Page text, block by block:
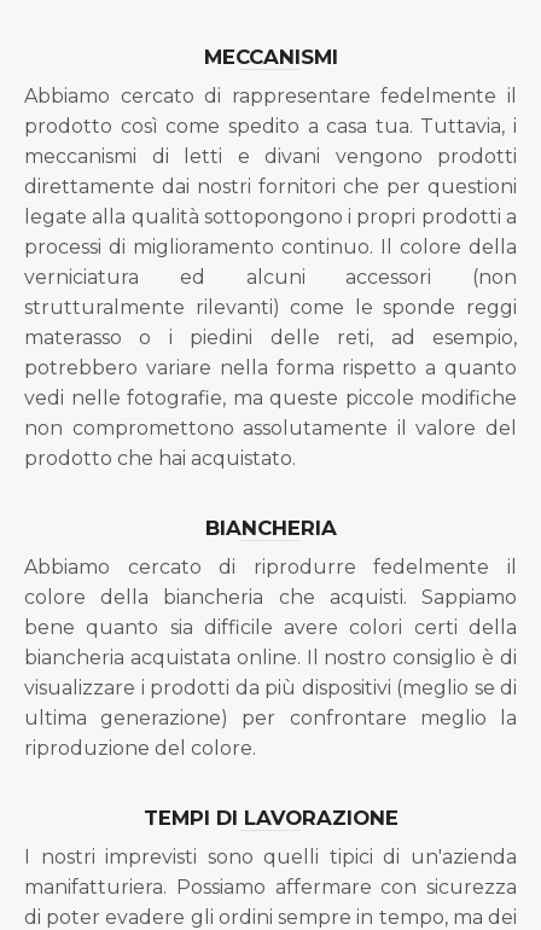
MECCANISMI
Abbiamo cercato di rappresentare fedelmente il
prodotto così come spedito a casa tua. Tuttavia, i
meccanismi di letti e divani vengono prodotti
direttamente dai nostri fornitori che per questioni
legate alla qualità sottopongono i propri prodotti a
processi di miglioramento continuo. Il colore della
verniciatura ed alcuni accessori (non
strutturalmente rilevanti) come le sponde reggi
materasso o i piedini delle reti, ad esempio,
potrebbero variare nella forma rispetto a quanto
vedi nelle fotografie, ma queste piccole modifiche
non compromettono assolutamente il valore del
prodotto che hai acquistato.
BIANCHERIA
Abbiamo cercato di riprodurre fedelmente il
colore della biancheria che acquisti. Sappiamo
bene quanto sia difficile avere colori certi della
biancheria acquistata online. Il nostro consiglio è di
visualizzare i prodotti da più dispositivi (meglio se di
ultima generazione) per confrontare meglio la
riproduzione del colore.
TEMPI DI LAVORAZIONE
I nostri imprevisti sono quelli tipici di un'azienda
manifatturiera. Possiamo affermare con sicurezza
di poter evadere gli ordini sempre in tempo, ma dei